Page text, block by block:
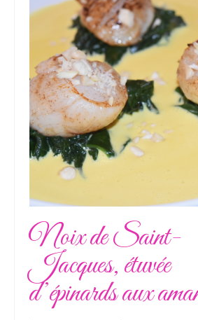
Noix de Saint-
Jacques, étuvée
d’épinards aux